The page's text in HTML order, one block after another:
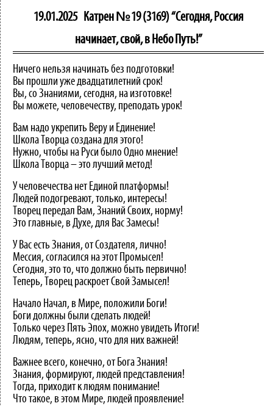
19.01.2025 Катрен №19 (3169) “Сегодня, Россия
начинает, свой, в Небо Путь!”
Ничего нельзя начинать без подготовки!
Вы прошли уже двадцатилетний срок!
Вы, со Знаниями, сегодня, на изготовке!
Вы можете, человечеству, преподать урок!
Вам надо укрепить Веру и Единение!
Школа Творца создана для этого!
Нужно, чтобы на Руси было Одно мнение!
Школа Творца – это лучший метод!
У человечества нет Единой платформы!
Людей подогревают, только, интересы!
Творец передал Вам, Знаний Своих, норму!
Это главные, в Духе, для Вас Замесы!
У Вас есть Знания, от Создателя, лично!
Мессия, согласился на этот Промысел!
Сегодня, это то, что должно быть первично!
Теперь, Творец раскроет Свой Замысел!
Начало Начал, в Мире, положили Боги!
Боги должны были сделать людей!
Только через Пять Эпох, можно увидеть Итоги!
Людям, теперь, ясно, что для них важней!
Важнее всего, конечно, от Бога Знания!
Знания, формируют, людей представления!
Тогда, приходит к людям понимание!
Что такое, в этом Мире, людей проявление!